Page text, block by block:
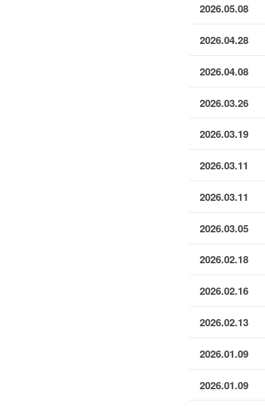
2026.05.08
2026.04.28
2026.04.08
2026.03.26
2026.03.19
2026.03.11
2026.03.11
2026.03.05
2026.02.18
2026.02.16
2026.02.13
2026.01.09
2026.01.09